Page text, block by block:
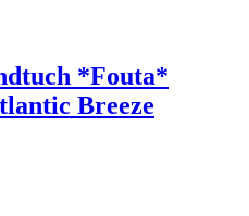
*Fouta*
Breeze